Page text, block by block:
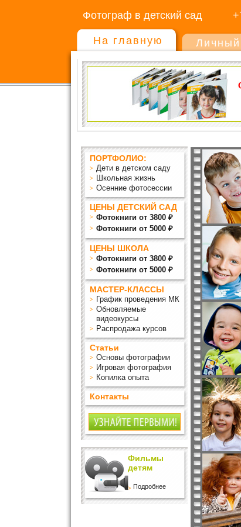
Фотограф в детский сад
На главную Личный
ПОРТФОЛИО:
Дети в детском саду
Школьная жизнь
Осенние фотосессии
ЦЕНЫ ДЕТСКИЙ САД
Фотокниги от 3800 ₽
Фотокниги от 5000 ₽
ЦЕНЫ ШКОЛА
Фотокниги от 3800 ₽
Фотокниги от 5000 ₽
МАСТЕР-КЛАССЫ
График проведения МК
Обновляемые
видеокурсы
Распродажа курсов
Статьи
Основы фотографии
Игровая фотография
Копилка опыта
Контакты
Фильмы
детям
Подробнее